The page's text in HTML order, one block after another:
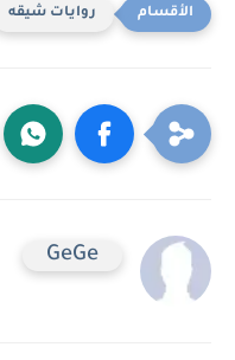
روايات شيقه
GeGe